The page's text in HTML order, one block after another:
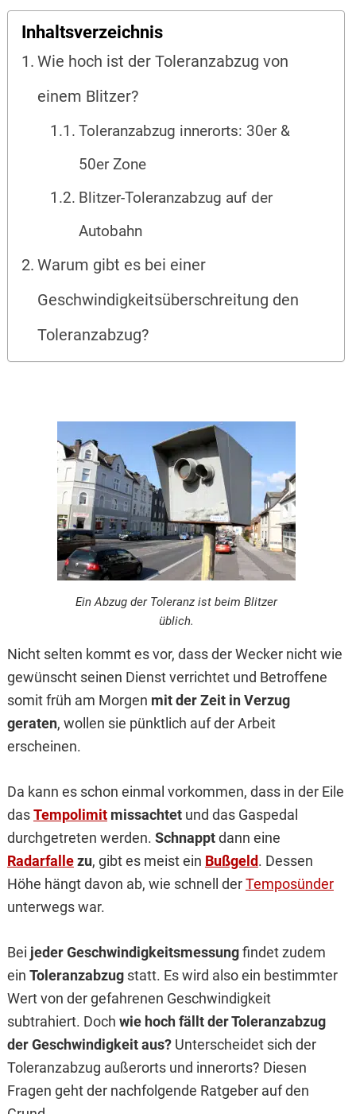
Inhaltsverzeichnis
Wie hoch ist der Toleranzabzug von
einem Blitzer?
Toleranzabzug innerorts: 30er &
50er Zone
Blitzer-Toleranzabzug auf der
Autobahn
Warum gibt es bei einer
Geschwindigkeitsüberschreitung den
Toleranzabzug?
Ein Abzug der Toleranz ist beim Blitzer
üblich.
Nicht selten kommt es vor, dass der Wecker nicht wie
gewünscht seinen Dienst verrichtet und Betroffene
somit früh am Morgen mit der Zeit in Verzug
geraten, wollen sie pünktlich auf der Arbeit
erscheinen.
Da kann es schon einmal vorkommen, dass in der Eile
dasTempolimitmissachtetund das Gaspedal
durchgetreten werden. Schnapptdann eine
Radarfallezu, gibt es meist ein Bußgeld. Dessen
Höhe hängt davon ab, wie schnell derTemposünder
unterwegs war.
Bei jeder Geschwindigkeitsmessungfindet zudem
ein Toleranzabzugstatt. Es wird also ein bestimmter
Wert von der gefahrenen Geschwindigkeit
subtrahiert. Doch wie hoch fällt der Toleranzabzug
der Geschwindigkeit aus?Unterscheidet sich der
Toleranzabzug außerorts und innerorts? Diesen
Fragen geht der nachfolgende Ratgeber auf den